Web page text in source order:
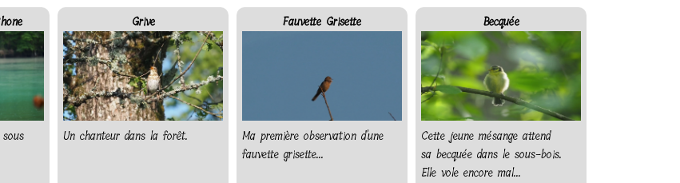
Grive
Un chanteur dans la forêt.
Fauvette Grisette
Ma première observation d'une
fauvette grisette...
Becquée
Cette jeune mésange attend
sa becquée dans le sous-bois.
Elle vole encore mal...